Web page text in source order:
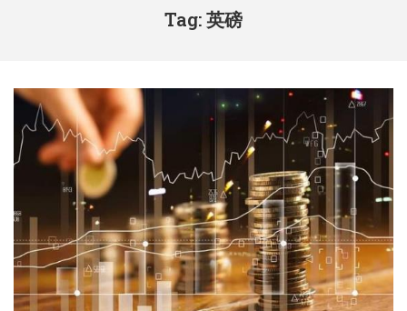
Tag: 英磅